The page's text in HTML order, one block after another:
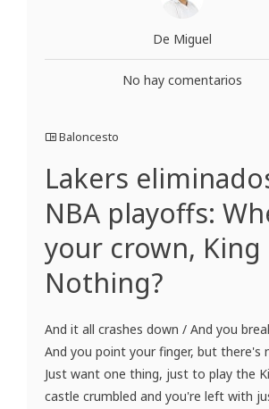
De Miguel
No hay comentarios
Baloncesto
Lakers
NBA playoffs:
your crown, King
Nothing?
And it all crashes down / And you
And you point your finger, but there's
Just want one thing, just to play the
castle crumbled and you're left with